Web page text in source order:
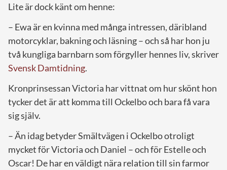
Lite är dock känt om henne:
– Ewa är en kvinna med många intressen, däribland
motorcyklar, bakning och läsning – och så har hon ju
två kungliga barnbarn som förgyller hennes liv, skriver
Svensk Damtidning.
Kronprinsessan Victoria har vittnat om hur skönt hon
tycker det är att komma till Ockelbo och bara få vara
sig själv.
– Än idag betyder Smältvägen i Ockelbo otroligt
mycket för Victoria och Daniel – och för Estelle och
Oscar! De har en väldigt nära relation till sin farmor